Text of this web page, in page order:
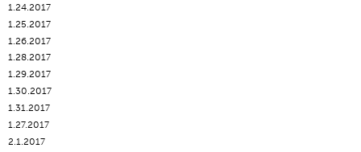
1.24.2017
1.25.2017
1.26.2017
1.28.2017
1.29.2017
1.30.2017
1.31.2017
1.27.2017
2.1.2017